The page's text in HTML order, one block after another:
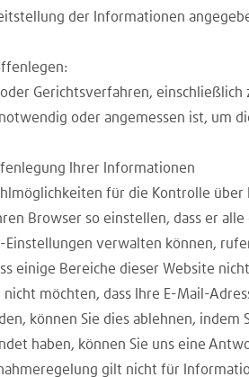
der Informationen
Gerichtsverfahren,
oder angemessen ist, um
Ihrer Informationen
für die Kontrolle
Browser so einstellen, dass er
verwalten können,
einige Bereiche dieser Website
nicht möchten, dass Ihre E-Mail-
können Sie dies ablehnen,
haben, können Sie uns eine
gilt nicht für